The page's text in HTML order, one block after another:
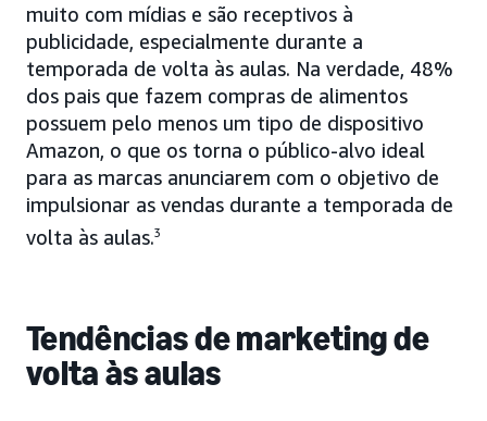
muito com mídias e são receptivos à
publicidade, especialmente durante a
temporada de volta às aulas. Na verdade, 48%
dos pais que fazem compras de alimentos
possuem pelo menos um tipo de dispositivo
Amazon, o que os torna o público-alvo ideal
para as marcas anunciarem com o objetivo de
impulsionar as vendas durante a temporada de
volta às aulas.3
Tendências de marketing de
volta às aulas